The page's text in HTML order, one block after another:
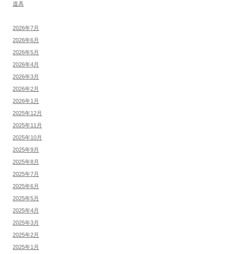
道具
2026年7月
2026年6月
2026年5月
2026年4月
2026年3月
2026年2月
2026年1月
2025年12月
2025年11月
2025年10月
2025年9月
2025年8月
2025年7月
2025年6月
2025年5月
2025年4月
2025年3月
2025年2月
2025年1月